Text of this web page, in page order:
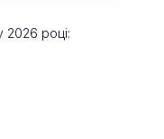
2026 році: